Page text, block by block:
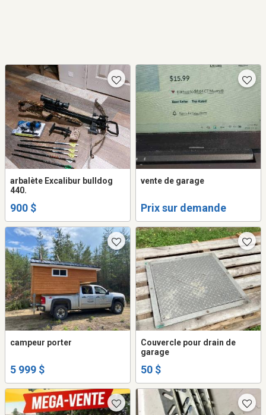
arbalète Excalibur bulldog
440.
900 $
vente de garage
Prix sur demande
campeur porter
5 999 $
Couvercle pour drain de
garage
50 $